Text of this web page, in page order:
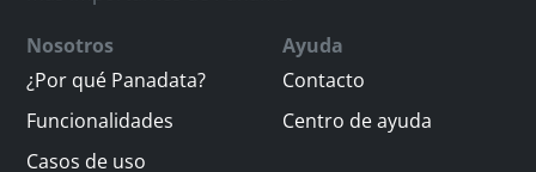
Nosotros
¿Por qué Panadata?
Funcionalidades
Casos de uso
Ayuda
Contacto
Centro de ayuda